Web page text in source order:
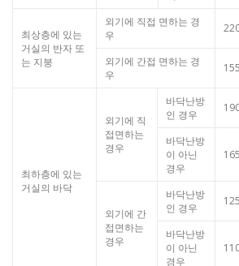
최상층에 있는
거실의 반자 또
는 지붕
외기에 직접 면하는 경
우
외기에 간접 면하는 경
우
155
최하층에 있는
거실의 바닥
외기에 직
접면하는
경우
바닥난방
인 경우
바닥난방
이 아닌
경우
165
외기에 간
접면하는
경우
바닥난방
인 경우
125
바닥난방
이 아닌
경우